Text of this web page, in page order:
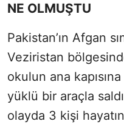
NE OLMUŞTU
Pakistan’ın Afgan
Veziristan
okulun ana
yüklü bir araçla
olayda 3 kişi